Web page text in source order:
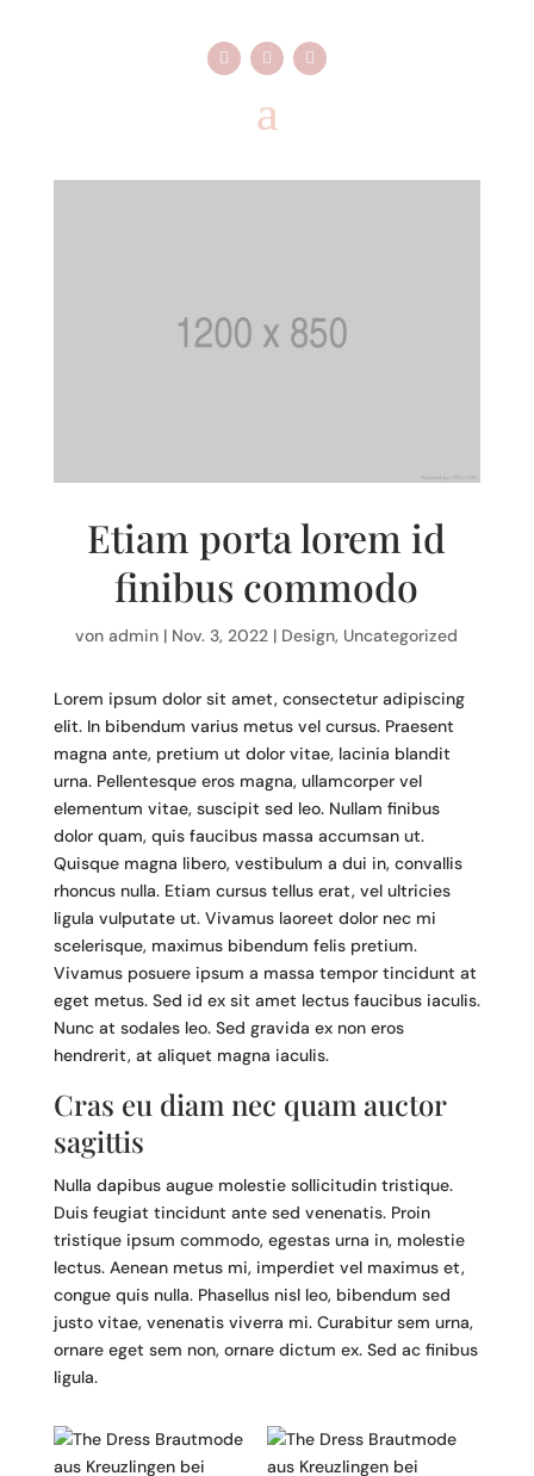
Etiam porta lorem id
finibus commodo
vonadmin | Nov. 3, 2022 | Design, Uncategorized
Lorem ipsum dolor sit amet, consectetur adipiscing
elit. In bibendum varius metus vel cursus. Praesent
magna ante, pretium ut dolor vitae, lacinia blandit
urna. Pellentesque eros magna, ullamcorper vel
elementum vitae, suscipit sed leo. Nullam finibus
dolor quam, quis faucibus massa accumsan ut.
Quisque magna libero, vestibulum a dui in, convallis
rhoncus nulla. Etiam cursus tellus erat, vel ultricies
ligula vulputate ut. Vivamus laoreet dolor nec mi
scelerisque, maximus bibendum felis pretium.
Vivamus posuere ipsum a massa tempor tincidunt at
eget metus. Sed id ex sit amet lectus faucibus iaculis.
Nunc at sodales leo. Sed gravida ex non eros
hendrerit, at aliquet magna iaculis.
Cras eu diam nec quam auctor
sagittis
Nulla dapibus augue molestie sollicitudin tristique.
Duis feugiat tincidunt ante sed venenatis. Proin
tristique ipsum commodo, egestas urna in, molestie
lectus. Aenean metus mi, imperdiet vel maximus et,
congue quis nulla. Phasellus nisl leo, bibendum sed
justo vitae, venenatis viverra mi. Curabitur sem urna,
ornare eget sem non, ornare dictum ex. Sed ac finibus
ligula.